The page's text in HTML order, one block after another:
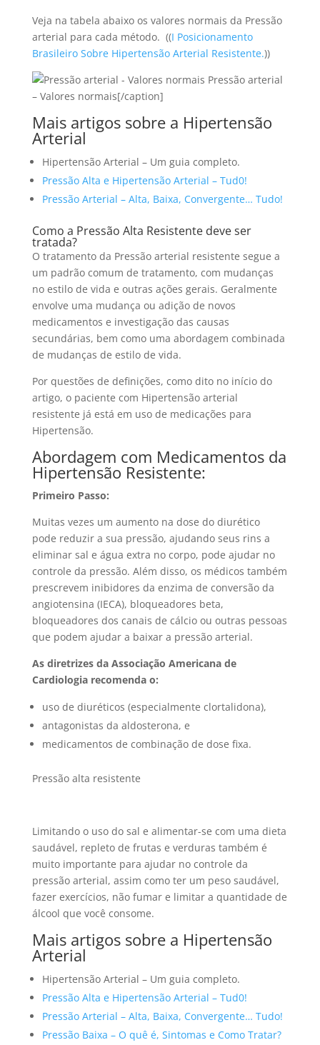
Veja na tabela abaixo os valores normais da Pressão
arterial para cada método. ((I Posicionamento
Brasileiro Sobre Hipertensão Arterial Resistente.))
Pressão arterial
– Valores normais[/caption]
Mais artigos sobre a Hipertensão
Arterial
Hipertensão Arterial – Um guia completo.
Pressão Alta e Hipertensão Arterial – Tud0!
Pressão Arterial – Alta, Baixa, Convergente… Tudo!
Como a Pressão Alta Resistente deve ser
tratada?
O tratamento da Pressão arterial resistente segue a
um padrão comum de tratamento, com mudanças
no estilo de vida e outras ações gerais. Geralmente
envolve uma mudança ou adição de novos
medicamentos e investigação das causas
secundárias, bem como uma abordagem combinada
de mudanças de estilo de vida.
Por questões de definições, como dito no início do
artigo, o paciente com Hipertensão arterial
resistente já está em uso de medicações para
Hipertensão.
Abordagem com Medicamentos da
Hipertensão Resistente:
Primeiro Passo:
Muitas vezes um aumento na dose do diurético
pode reduzir a sua pressão, ajudando seus rins a
eliminar sal e água extra no corpo, pode ajudar no
controle da pressão. Além disso, os médicos também
prescrevem inibidores da enzima de conversão da
angiotensina (IECA), bloqueadores beta,
bloqueadores dos canais de cálcio ou outras pessoas
que podem ajudar a baixar a pressão arterial.
As diretrizes da Associação Americana de
Cardiologia recomenda o:
uso de diuréticos (especialmente clortalidona),
antagonistas da aldosterona, e
medicamentos de combinação de dose fixa.
Pressão alta resistente
Limitando o uso do sal e alimentar-se com uma dieta
saudável, repleto de frutas e verduras também é
muito importante para ajudar no controle da
pressão arterial, assim como ter um peso saudável,
fazer exercícios, não fumar e limitar a quantidade de
álcool que você consome.
Mais artigos sobre a Hipertensão
Arterial
Hipertensão Arterial – Um guia completo.
Pressão Alta e Hipertensão Arterial – Tud0!
Pressão Arterial – Alta, Baixa, Convergente… Tudo!
Pressão Baixa – O quê é, Sintomas e Como Tratar?